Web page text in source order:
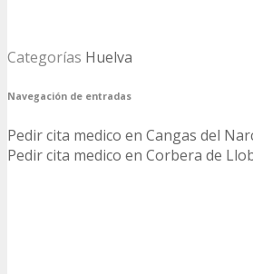
Categorías Huelva
Navegación de entradas
Pedir cita medico en Cangas del
Pedir cita medico en Corbera de